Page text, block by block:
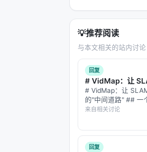
这件事最深层的影
过去，跑大模型是
个爱好者用两台笔
这不是说所有人
界正在移动。过去
想象一下，一个
用一台笔记本做
量化技术的进步
💡推荐阅读
与本文相关的站内讨论
回复
# VidMap：让
# VidMap：让
的"中间道路" ## 一
裂了二十年的问题
来自相关讨论
回复